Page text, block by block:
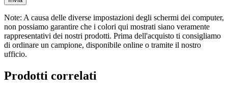
Note: A causa delle diverse impostazioni degli schermi dei computer,
non possiamo garantire che i colori qui mostrati siano veramente
rappresentativi dei nostri prodotti. Prima dell'acquisto ti consigliamo
di ordinare un campione, disponibile online o tramite il nostro
ufficio.
Prodotti correlati